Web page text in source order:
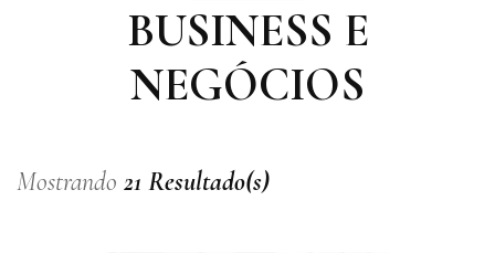
BUSINESS E
NEGÓCIOS
Mostrando 21 Resultado(s)